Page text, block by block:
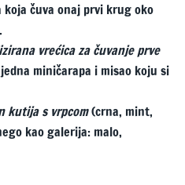
čuva onaj prvi krug oko
vrećica za čuvanje prve
miničarapa i misao koju si
kutija s vrpcom(crna, mint,
kao galerija: malo,